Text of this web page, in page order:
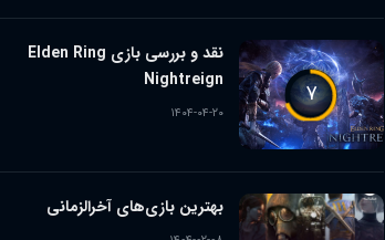
۷
نقد و بررسی بازی Elden Ring
Nightreign
۱۴۰۴-۰۴-۲۰
بهترین بازی‌های آخرالزمانی